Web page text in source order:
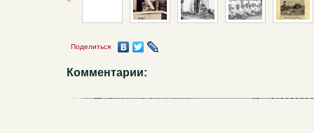
Поделиться
Комментарии: